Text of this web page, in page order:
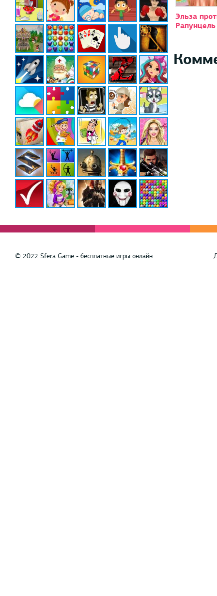
Эльза
Рапунцель
© 2022 Sfera Game - бесплатные игры онлайн